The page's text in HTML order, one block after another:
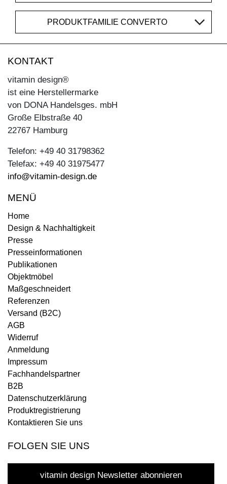
PRODUKTFAMILIE CONVERTO
KONTAKT
vitamin design®
ist eine Herstellermarke
von DONA Handelsges. mbH
Große Elbstraße 40
22767 Hamburg
Telefon: +49 40 31798362
Telefax: +49 40 31975477
info@vitamin-design.de
MENÜ
Home
Design & Nachhaltigkeit
Presse
Presseinformationen
Publikationen
Objektmöbel
Maßgeschneidert
Referenzen
Versand (B2C)
AGB
Widerruf
Anmeldung
Impressum
Fachhandelspartner
B2B
Datenschutzerklärung
Produktregistrierung
Kontaktieren Sie uns
FOLGEN SIE UNS
vitamin design Newsletter abonnieren